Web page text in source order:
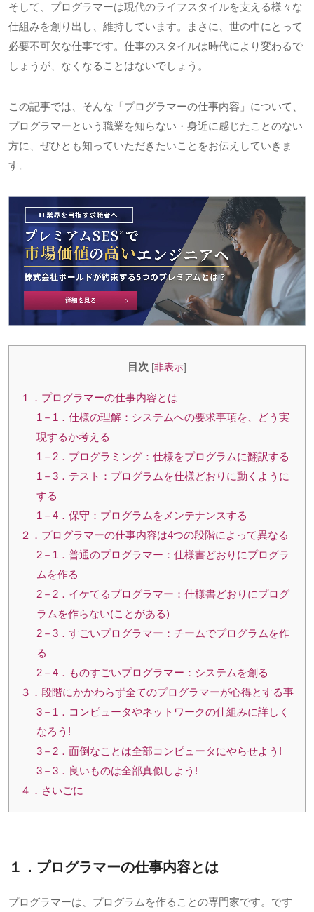
そして、プログラマーは現代のライフスタイルを支える様々な
仕組みを創り出し、維持しています。まさに、世の中にとって
必要不可欠な仕事です。仕事のスタイルは時代により変わるで
しょうが、なくなることはないでしょう。
この記事では、そんな「プログラマーの仕事内容」について、
プログラマーという職業を知らない・身近に感じたことのない
方に、ぜひとも知っていただきたいことをお伝えしていきま
す。
目次 [非表示]
１．プログラマーの仕事内容とは
1－1．仕様の理解：システムへの要求事項を、どう実
現するか考える
1－2．プログラミング：仕様をプログラムに翻訳する
1－3．テスト：プログラムを仕様どおりに動くように
する
1－4．保守：プログラムをメンテナンスする
２．プログラマーの仕事内容は4つの段階によって異なる
2－1．普通のプログラマー：仕様書どおりにプログラ
ムを作る
2－2．イケてるプログラマー：仕様書どおりにプログ
ラムを作らない(ことがある)
2－3．すごいプログラマー：チームでプログラムを作
る
2－4．ものすごいプログラマー：システムを創る
３．段階にかかわらず全てのプログラマーが心得とする事
3－1．コンピュータやネットワークの仕組みに詳しく
なろう!
3－2．面倒なことは全部コンピュータにやらせよう!
3－3．良いものは全部真似しよう!
４．さいごに
１．プログラマーの仕事内容とは
プログラマーは、プログラムを作ることの専門家です。です